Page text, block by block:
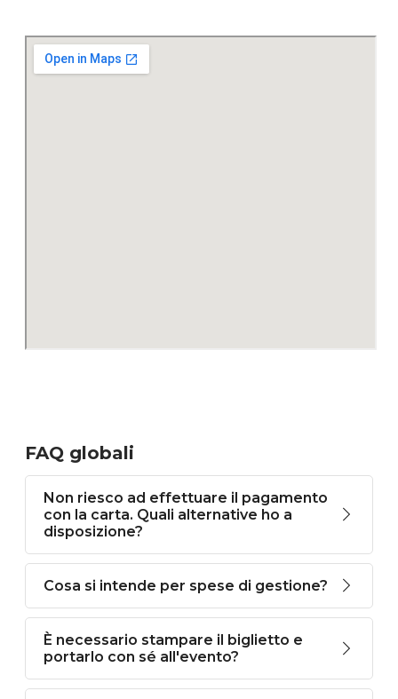
FAQ globali
Non riesco ad effettuare il pagamento
con la carta. Quali alternative ho a
disposizione?
Cosa si intende per spese di gestione?
È necessario stampare il biglietto e
portarlo con sé all'evento?